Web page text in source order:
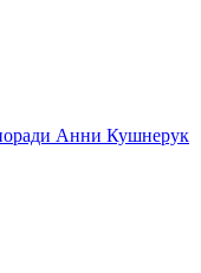
Анни Кушнерук